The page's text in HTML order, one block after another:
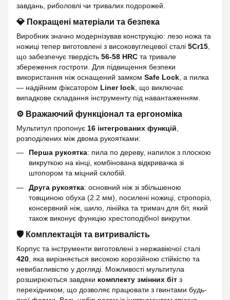
завдань, риболовлі чи тривалих подорожей.
💎 Покращені матеріали та безпека
Виробник значно модернізував конструкцію: лезо ножа та
ножиці тепер виготовлені з високовуглецевої сталі 5Cr15
що забезпечує твердість 56-58 HRC та тривале
збереження гостроти. Для підвищення безпеки
використання ніж оснащений замком Safe Lock , а пилка
— надійним фіксатором Liner lock , що виключає
випадкове складання інструменту під навантаженням.
⚙️ Вражаючий функціонал та ергономіка
Мультитул пропонує 16 інтегрованих функцій
розподілених між двома рукоятками:
Перша рукоятка: пила по дереву, напилок з плоскою
викруткою на кінці, комбінована відкривачка зі
штопором та міцний склобій.
Друга рукоятка: основний ніж зі збільшеною
товщиною обуха (2.2 мм), посилені ножиці, стропоріз,
консервний ніж, шило, лінійка та тримач для біт, який
також виконує функцію хрестоподібної викрутки.
🛡️ Комплектація та витривалість
Корпус та інструменти виготовлені з нержавіючої сталі
420 , яка вирізняється високою корозійною стійкістю та
невибагливістю у догляді. Можливості мультитула
розширюються завдяки комплекту змінних біт з
перехідником, що дозволяє працювати з гвинтами будь-